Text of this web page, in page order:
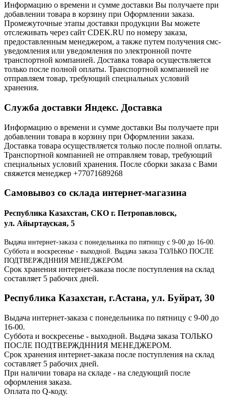
Информацию о времени и сумме доставки Вы получаете при
добавлении товара в корзину при Оформлении заказа.
Промежуточные этапы доставки продукции Вы можете
отслеживать через сайт CDEK.RU по номеру заказа,
предоставленным менеджером, а также путем получения смс-
уведомления или уведомления по электронной почте
транспортной компанией. Доставка товара осуществляется
только после полной оплаты. Транспортной компанией не
отправляем товар, требующий специальных условий
хранения.
Служба доставки Яндекс. Доставка
Информацию о времени и сумме доставки Вы получаете при
добавлении товара в корзину при Оформлении заказа.
Доставка товара осуществляется только после полной оплаты.
Транспортной компанией не отправляем товар, требующий
специальных условий хранения. После сборки заказа с Вами
свяжется менеджер +77071689268
Самовывоз со склада интернет-магазина
Республика Казахстан, СКО г. Петропавловск,
ул. Айыртауская, 5
Выдача интернет-заказа с понедельника по пятницу с 9-00 до 16-00.
Суббота и воскресенье - выходной. Выдача заказа ТОЛЬКО ПОСЛЕ
ПОДТВЕРЖДННИЯ МЕНЕДЖЕРОМ.
Срок хранения интернет-заказа после поступления на склад
составляет 5 рабочих дней.
Республика Казахстан, г.Астана, ул. Буйрат, 30
Выдача интернет-заказа с понедельника по пятницу с 9-00 до
16-00.
Суббота и воскресенье - выходной. Выдача заказа ТОЛЬКО
ПОСЛЕ ПОДТВЕРЖДННИЯ МЕНЕДЖЕРОМ.
Срок хранения интернет-заказа после поступления на склад
составляет 5 рабочих дней.
При наличии товара на складе - на следующий после
оформления заказа.
Оплата по Q-коду.